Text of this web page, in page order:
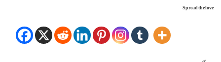
Spread the love